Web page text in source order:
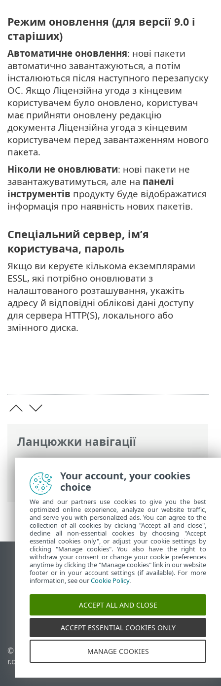
Ланцюжки навігації
Інтерактивна довідка ESET>ESET Server
Security for Linux>Конфігурація>
Оновлення
Режим оновлення (для версії 9.0 і
старіших)
Автоматичне оновлення: нові пакети
автоматично завантажуються, а потім
інсталюються після наступного перезапуску
ОС. Якщо Ліцензійна угода з кінцевим
користувачем було оновлено, користувач
має прийняти оновлену редакцію
документа Ліцензійна угода з кінцевим
користувачем перед завантаженням нового
пакета.
Ніколи не оновлювати: нові пакети не
завантажуватимуться, але на панелі
інструментів продукту буде відображатися
інформація про наявність нових пакетів.
Спеціальний сервер, ім’я
користувача, пароль
Якщо ви керуєте кількома екземплярами
ESSL, які потрібно оновлювати з
налаштованого розташування, укажіть
адресу й відповідні облікові дані доступу
для сервера HTTP(S), локального або
змінного диска.
Переглянути повну версію
End of Life
База знань ESET
ESET Status Portal
Регіональна підтримка
© 1992 - 2025 ESET, spol. s
r.o. - Усі права захищено.
Керувати файлами cookie
Політика щодо файлів
Your account, your cookies
choice
We and our partners use cookies to give you the best
optimized online experience, analyze our website traffic,
and serve you with personalized ads. You can agree to the
collection of all cookies by clicking "Accept all and close",
decline all non-essential cookies by choosing "Accept
essential cookies only", or adjust your cookie settings by
clicking "Manage cookies". You also have the right to
withdraw your consent or change your cookie preferences
anytime by clicking the "Manage cookies" link in our website
footer or in your account settings (if available). For more
information, see ourCookie Policy.
ACCEPT ALL AND CLOSE
ACCEPT ESSENTIAL COOKIES ONLY
MANAGE COOKIES